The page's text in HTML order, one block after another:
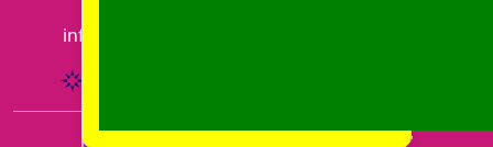
info@aptekaonline.by
Разработан компанией ЗАО "Фармасервис"